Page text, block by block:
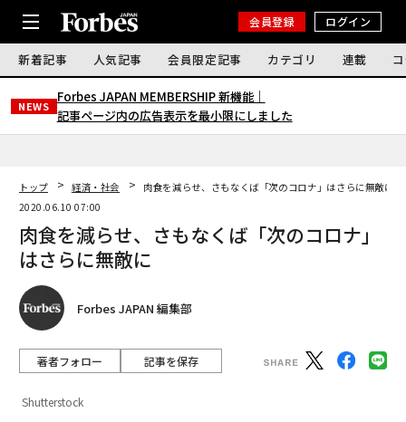
会員登録 ログイン
新着記事 人気記事 会員限定記事 カテゴリ 連載
NEWS
Forbes JAPAN MEMBERSHIP 新機能｜
記事ページ内の広告表示を最小限にしました
トップ 経済・社会
肉食を減らせ、さもなくば「次のコロナ」はさらに無敵に
2020.06.10 07:00
肉食を減らせ、さもなくば「次のコロナ」
はさらに無敵に
Forbes JAPAN 編集部
著者フォロー 記事を保存
Shutterstock